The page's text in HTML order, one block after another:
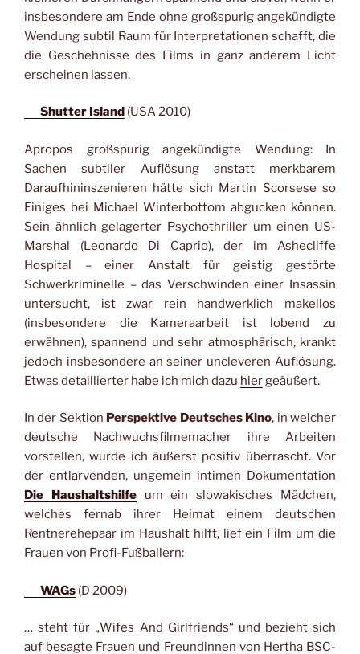
insbesondere am Ende ohne großspurig angekündigte
Wendung subtil Raum für Interpretationen schafft, die
die Geschehnisse des Films in ganz anderem Licht
erscheinen lassen.
Shutter Island (USA 2010)
Apropos großspurig angekündigte Wendung: In
Sachen subtiler Auflösung anstatt merkbarem
Daraufhininszenieren hätte sich Martin Scorsese so
Einiges bei Michael Winterbottom abgucken können.
Sein ähnlich gelagerter Psychothriller um einen US-
Marshal (Leonardo Di Caprio), der im Ashecliffe
Hospital – einer Anstalt für geistig gestörte
Schwerkriminelle – das Verschwinden einer Insassin
untersucht, ist zwar rein handwerklich makellos
(insbesondere die Kameraarbeit ist lobend zu
erwähnen), spannend und sehr atmosphärisch, krankt
jedoch insbesondere an seiner uncleveren Auflösung.
Etwas detaillierter habe ich mich dazu hiergeäußert.
In der Sektion Perspektive Deutsches Kino, in welcher
deutsche Nachwuchsfilmemacher ihre Arbeiten
vorstellen, wurde ich äußerst positiv überrascht. Vor
der entlarvenden, ungemein intimen Dokumentation
Die Haushaltshilfeum ein slowakisches Mädchen,
welches fernab ihrer Heimat einem deutschen
Rentnerehepaar im Haushalt hilft, lief ein Film um die
Frauen von Profi-Fußballern:
WAGs (D 2009)
… steht für „Wifes And Girlfriends“ und bezieht sich
auf besagte Frauen und Freundinnen von Hertha BSC-